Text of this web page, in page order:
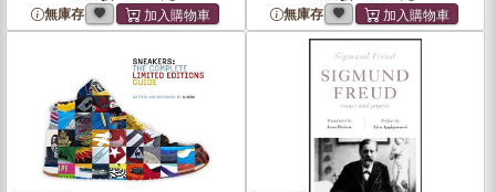
無庫存 無庫存